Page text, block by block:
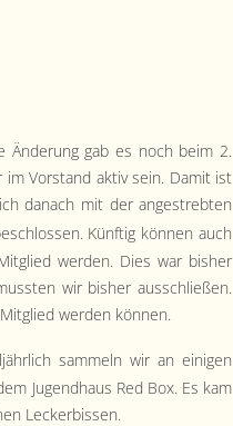
Änderung gab es noch beim 2.
im Vor­stand aktiv sein. Damit ist
danach mit der angestrebten
Kün­ftig kön­nen auch
wer­den. Dies war bish­er
wir bish­er auss­chließen.
wer­den können.
sam­meln wir an eini­gen
Jugend­haus Red Box. Es kam
Leckerbissen.